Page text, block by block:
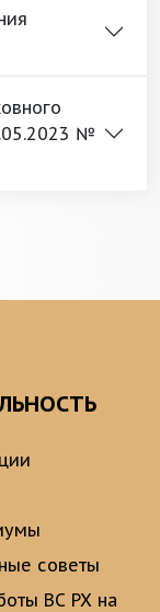
№
советы
ВС РХ на